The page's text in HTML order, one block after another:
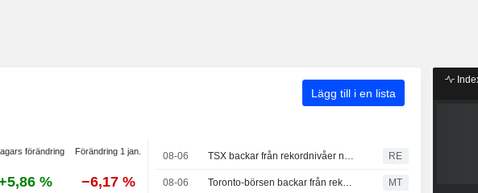
Lägg till i en lista
förändring Förändring 1 jan.
% −6,17 %
08-06 TSX backar från rekordnivåer när teknikaktier faller RE
08-06 Toronto-börsen backar från rekordnivå – svag tekniksektor tynger trots oljedriven uppgång för energi MT